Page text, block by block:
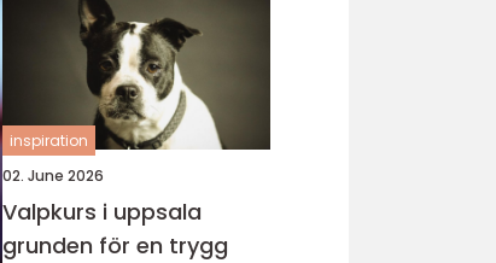
inspiration
02. June 2026
Valpkurs i uppsala
grunden för en trygg